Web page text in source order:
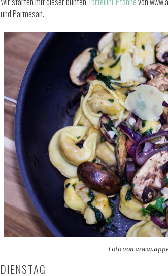
und Parmesan.
Foto von
DIENSTAG